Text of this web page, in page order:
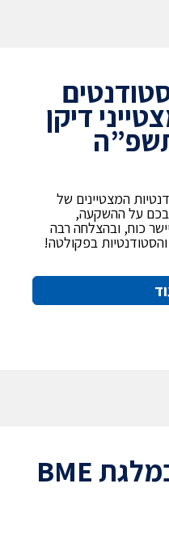
דיקן
המצטיינים של
בכם על ההשקעה,
כוח, ובהצלחה רבה
בפקולטה!
ברכות לזוכים במלגת BME